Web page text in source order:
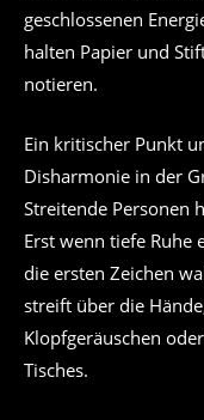
geschlossenen
halten Papier und
notieren.
Ein kritischer Punkt
Disharmonie in der
Streitende Personen
Erst wenn tiefe Ruhe
die ersten Zeichen
streift über die
Klopfgeräuschen
Tisches.